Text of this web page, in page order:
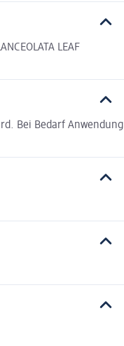
LEAF
Bei Bedarf Anwendung